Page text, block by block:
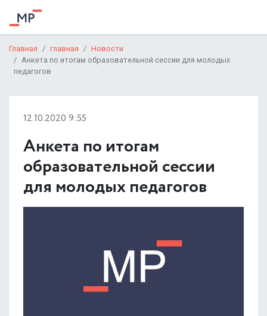
Главная главная
Новости
Анкета по итогам образовательной сессии для молодых
педагогов
12.10.2020 9:55
Анкета по итогам
образовательной сессии
для молодых педагогов